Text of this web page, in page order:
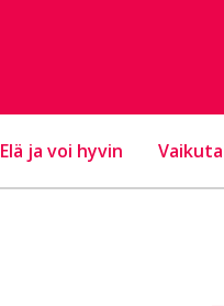
Elä ja voi hyvin